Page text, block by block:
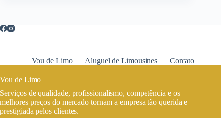
Vou de Limo Aluguel de Limousines Contato
Vou de Limo
Serviços de qualidade, profissionalismo, competência e os
melhores preços do mercado tornam a empresa tão querida e
prestigiada pelos clientes.